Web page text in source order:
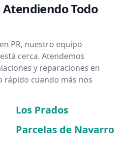
Todo
PR, nuestro equipo
cerca. Atendemos
y reparaciones en
cuando más nos
Los Prados
Parcelas de Navarro